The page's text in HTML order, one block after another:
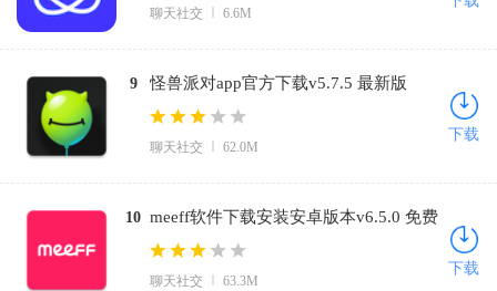
聊天社交 6.6M
9 怪兽派对app官方下载v5.7.5 最新版
聊天社交 62.0M
下载
10 meeff软件下载安装安卓版本v6.5.0 免费
版
聊天社交 63.3M
下载